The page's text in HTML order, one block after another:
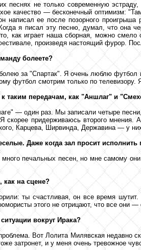
песнях не только современную
качество — бесконечный оптимизм:
написал ее после позорного
я писал эту песню, думал, что она
как играет наша сборная, можно
произведя настоящий фурор.
болеете?
за "Спартак". Я очень люблю футбол
футбол смотрим только по
таким передачам, как "Аншлаг" и
— один раз. Мы записали четыре
скорее придерживаюсь второго
Карцева, Ширвинда, Державина — у
Даже когда зал просит исполнить
печальных песен, но мне самому
на сцене?
ты счастливая, он все время
этого не отрицают, что все они
вокруг Ирака?
Вот Лолита Милявская недавно
затронет, и у меня очень тревожное